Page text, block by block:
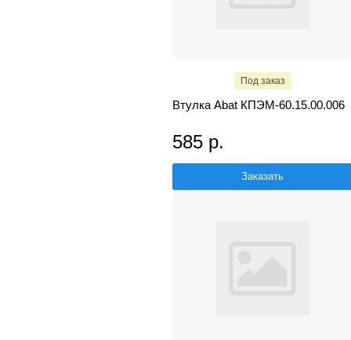
Под заказ
Втулка Abat КПЭМ-60.15.00.006
585 р.
Заказать